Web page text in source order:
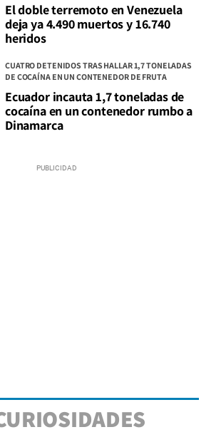
El doble terremoto en Venezuela
deja ya 4.490 muertos y 16.740
heridos
CUATRO DETENIDOS TRAS HALLAR 1,7 TONELADAS
DE COCAÍNA EN UN CONTENEDOR DE FRUTA
Ecuador incauta 1,7 toneladas de
cocaína en un contenedor rumbo a
Dinamarca